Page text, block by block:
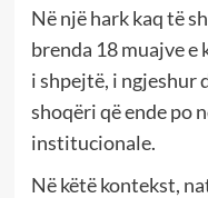
Në një hark kaq të
brenda 18 muajve
i shpejtë, i ngjeshur
shoqëri që ende po
institucionale.
Në këtë kontekst,